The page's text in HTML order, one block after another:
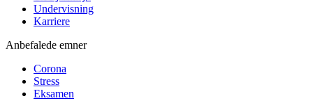
Undervisning
Karriere
Anbefalede emner
Corona
Stress
Eksamen